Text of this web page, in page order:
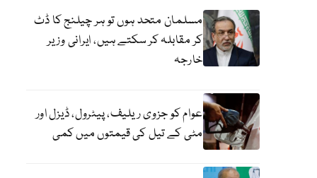
مسلمان متحد ہوں تو ہر چیلنج کا ڈٹ
کر مقابلہ کر سکتے ہیں، ایرانی وزیر
خارجہ
عوام کو جزوی ریلیف، پیٹرول، ڈیزل اور
مٹی کے تیل کی قیمتوں میں کمی